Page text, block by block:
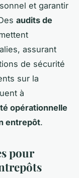
et garantir
audits de
assurant
de sécurité
sur la
à
opérationnelle
entrepôt.
pour